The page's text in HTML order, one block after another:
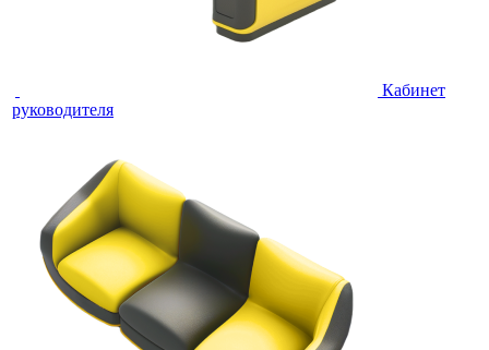
Кабинет
руководителя